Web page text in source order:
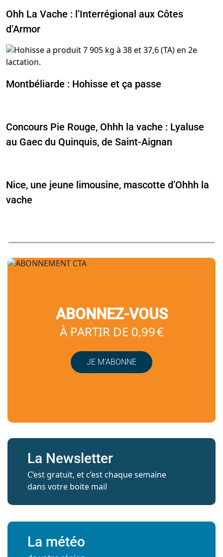
Ohh La Vache : l’Interrégional aux Côtes
d’Armor
Montbéliarde : Hohisse et ça passe
Concours Pie Rouge, Ohhh la vache : Lyaluse
au Gaec du Quinquis, de Saint-Aignan
Nice, une jeune limousine, mascotte d’Ohhh la
vache
ABONNEZ-VOUS
À PARTIR DE 0,99 €
JE M’ABONNE
La Newsletter
C’est gratuit, et c’est chaque semaine
dans votre boite mail
La météo